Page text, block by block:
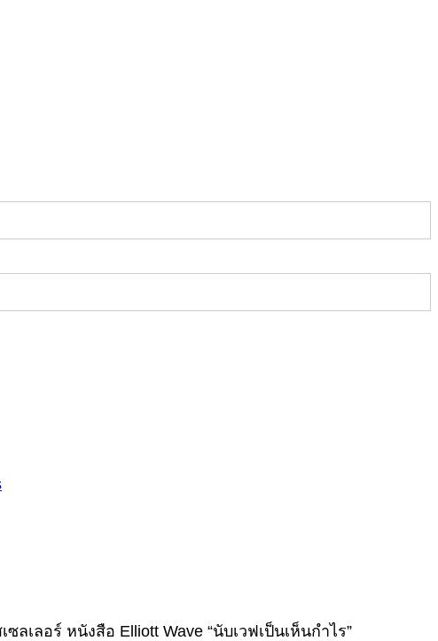
เลอร์ หนังสือ Elliott Wave “นับเวฟเป็นเห็นกำไร”